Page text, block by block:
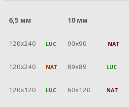
6,5 мм 10 мм
120x240 LUC 90x90 NAT
120x240 NAT 89x89 LUC
120x120 LUC 60x120 NAT